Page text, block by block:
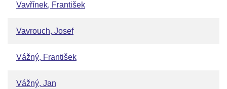
Vavřínek, František
Vavrouch, Josef
Vážný, František
Vážný, Jan